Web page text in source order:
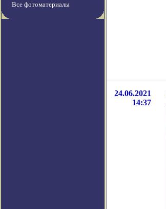
Все фотоматериалы
24.06.2021
14:37